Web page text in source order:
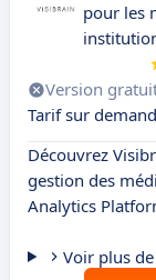
pour les
Version
Tarif sur
Découvrez
gestion des
Analytics
Voir plus